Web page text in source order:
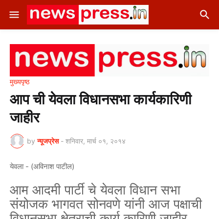
मुख्यपृष्ठ
आप ची येवला विधानसभा कार्यकारिणी
जाहीर
by न्यूजप्रेस - शनिवार, मार्च ०१, २०१४
येवला - (अविनाश पाटील)
आम आदमी पार्टी चे येवला विधान सभा
संयोजक भागवत सोनवणे यांनी आज पक्षाची